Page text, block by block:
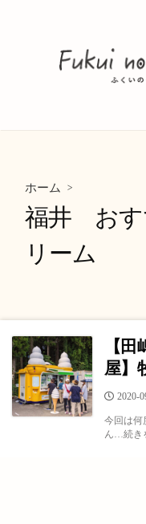
ス
ホーム >
福井 お
リーム
【
屋】
公
日
2020-
今回は何
ん…続き